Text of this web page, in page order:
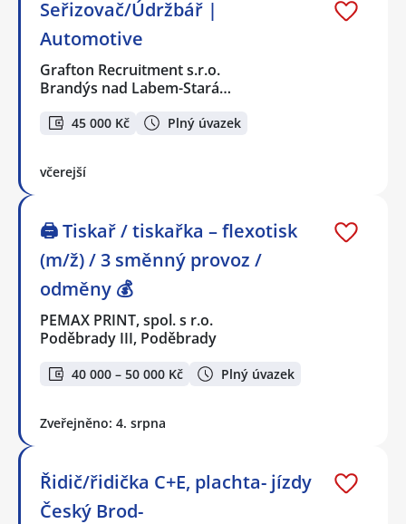
Seřizovač/Údržbář |
Automotive
Grafton Recruitment s.r.o.
Brandýs nad Labem-Stará…
45 000 Kč Plný úvazek
včerejší
🖨️ Tiskař / tiskařka – flexotisk
(m/ž) / 3 směnný provoz /
odměny 💰
PEMAX PRINT, spol. s r.o.
Poděbrady III, Poděbrady
40 000 – 50 000 Kč Plný úvazek
Zveřejněno: 4. srpna
Řidič/řidička C+E, plachta- jízdy
Český Brod-